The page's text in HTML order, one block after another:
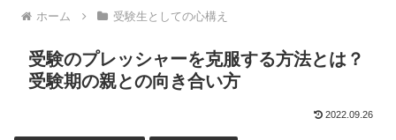
ホーム 受験生としての心構え
受験のプレッシャーを克服する方法とは？
受験期の親との向き合い方
2022.09.26